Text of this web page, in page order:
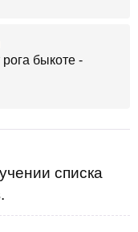
быкоте -
списка